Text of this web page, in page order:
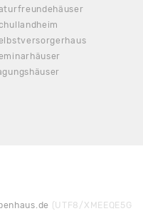
(UTF8/XMEEQE5G